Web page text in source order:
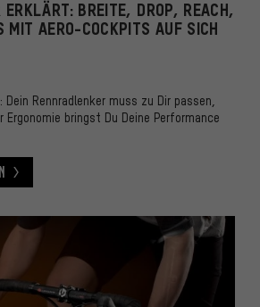
ERKLÄRT: BREITE, DROP, REACH,
MIT AERO-COCKPITS AUF SICH
Rennradlenker muss zu Dir passen,
bringst Du Deine Performance